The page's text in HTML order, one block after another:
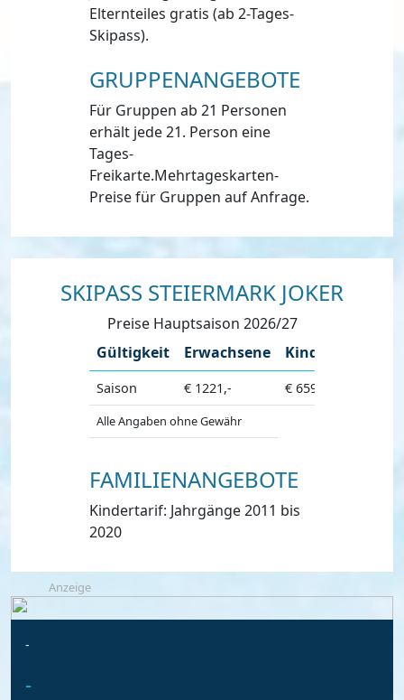
Elternteiles gratis (ab 2-Tages-
Skipass).
GRUPPENANGEBOTE
Für Gruppen ab 21 Personen
erhält jede 21. Person eine
Tages-
Freikarte.Mehrtageskarten-
Preise für Gruppen auf Anfrage.
SKIPASS STEIERMARK JOKER
Preise Hauptsaison 2026/27
Gültigkeit
Erwachsene Kinder
Saison € 1221,- € 659,-
Alle Angaben ohne Gewähr
FAMILIENANGEBOTE
Kindertarif: Jahrgänge 2011 bis
2020
Anzeige
-
-